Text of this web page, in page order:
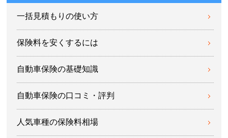
一括見積もりの使い方
保険料を安くするには
自動車保険の基礎知識
自動車保険の口コミ・評判
人気車種の保険料相場